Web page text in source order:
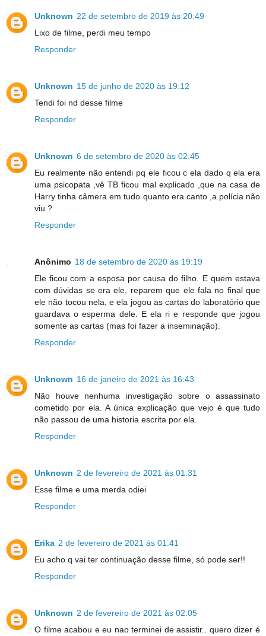
Unknown 22 de setembro de 2019 às 20:49
Lixo de filme, perdi meu tempo
Responder
Unknown 15 de junho de 2020 às 19:12
Tendi foi nd desse filme
Responder
Unknown 6 de setembro de 2020 às 02:45
Eu realmente não entendi pq ele ficou c ela dado q ela era
uma psicopata ,vê TB ficou mal explicado ,que na casa de
Harry tinha câmera em tudo quanto era canto ,a polícia não
viu ?
Responder
Anônimo 18 de setembro de 2020 às 19:19
Ele ficou com a esposa por causa do filho. E quem estava
com dúvidas se era ele, reparem que ele fala no final que
ele não tocou nela, e ela jogou as cartas do laboratório que
guardava o esperma dele. E ela ri e responde que jogou
somente as cartas (mas foi fazer a inseminação).
Responder
Unknown 16 de janeiro de 2021 às 16:43
Não houve nenhuma investigação sobre o assassinato
cometido por ela. A única explicação que vejo é que tudo
não passou de uma historia escrita por ela.
Responder
Unknown 2 de fevereiro de 2021 às 01:31
Esse filme e uma merda odiei
Responder
Erika 2 de fevereiro de 2021 às 01:41
Eu acho q vai ter continuação desse filme, só pode ser!!
Responder
Unknown 2 de fevereiro de 2021 às 02:05
O filme acabou e eu nao terminei de assistir.. quero dizer é